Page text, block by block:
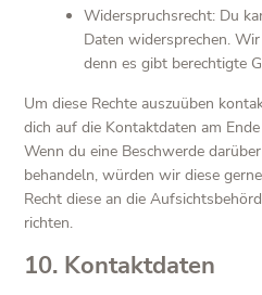
Widerspruchsrecht: Du
Daten widersprechen.
denn es gibt berechtigte
Um diese Rechte auszuüben
dich auf die Kontaktdaten am
Wenn du eine Beschwerde
behandeln, würden wir diese
Recht diese an die
richten.
10. Kontaktdaten